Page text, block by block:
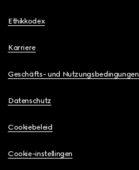
Ethikkodex
Karriere
Geschäfts- und Nutzungsbedingungen
Datenschutz
Cookiebeleid
Cookie-instellingen